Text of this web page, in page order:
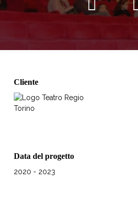
Cliente
Data del progetto
2020 - 2023